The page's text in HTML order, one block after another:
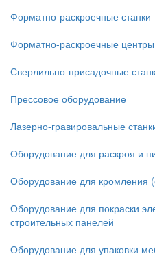
Форматно-раскроечные станки
Форматно-раскроечные
Сверлильно-присадочные
Прессовое оборудование
Лазерно-гравировальные
Оборудование для раскроя и
Оборудование для кромления
Оборудование для покраски
строительных панелей
Оборудование для упаковки